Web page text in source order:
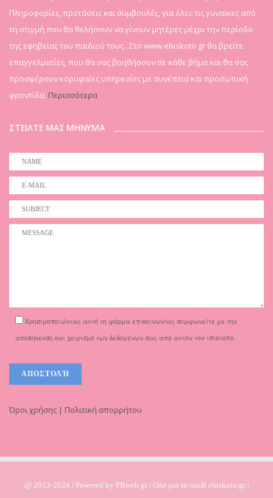
Πληροφορίες, προτάσεις και συμβουλές, για όλες τις γυναίκες από
τη στιγμή που θα θελήσουν να γίνουν μητέρες μέχρι την περίοδο
της εφηβείας του παιδιού τους...Στο www.ebiskoto.gr θα βρείτε
επαγγελματίες, που θα σας βοηθήσουν σε κάθε βήμα και θα σας
προσφέρουν κορυφαίες υπηρεσίες με συνέπεια και προσωπική
φροντίδα. Περισσότερα
ΣΤΕΙΛΤΕ ΜΑΣ ΜΗΝΥΜΑ
Χρησιμοποιώντας αυτή τη φόρμα επικοινωνίας συμφωνείτε με την
αποθήκευση και χειρισμό των δεδομένων σας από αυτόν τον ιστότοπο.
Όροι χρήσης | Πολιτική απορρήτου
@ 2013-2024 | Powered by PBweb.gr | Ολα για το παιδί ebiskoto.gr |